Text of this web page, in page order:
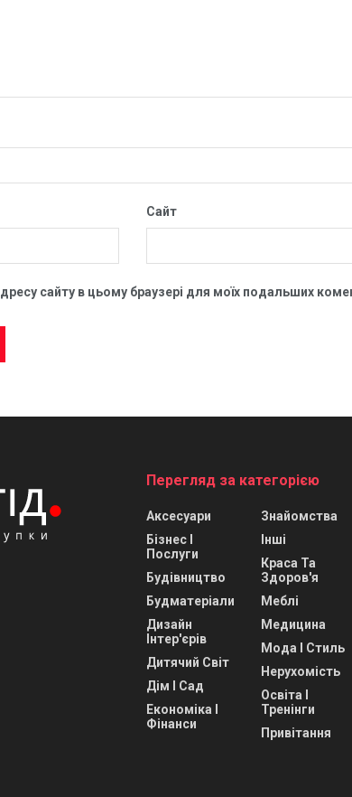
Сайт
сайту в цьому браузері для моїх подальших
Перегляд за категорією
Аксесуари
Бізнес І
Послуги
Будівництво
Будматеріали
Дизайн
Інтер'єрів
Дитячий Світ
Дім І Сад
Економіка І
Фінанси
Знайомства
Інші
Краса Та
Здоров'я
Меблі
Медицина
Мода І Стиль
Нерухомість
Освіта І
Тренінги
Привітання